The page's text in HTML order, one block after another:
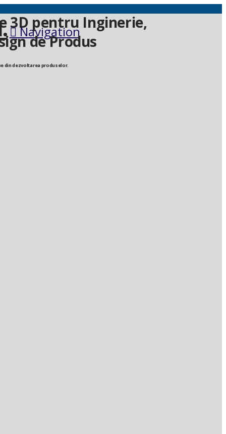
Navigation
3D pentru Inginerie,
de Produs
din dezvoltarea produselor.